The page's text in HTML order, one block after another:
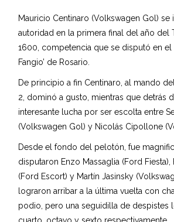
Mauricio Centinaro (Volkswagen Gol) se
autoridad en la primera final del año del
1600, competencia que se disputó en el
Fangio’ de Rosario.
De principio a fin Centinaro, al mando
2, dominó a gusto, mientras que detrás
interesante lucha por ser escolta entre
(Volkswagen Gol) y Nicolás Cipollone
Desde el fondo del pelotón, fue
disputaron Enzo Massaglia (Ford Fiesta),
(Ford Escort) y Martín Jasinsky
lograron arribar a la última vuelta con
podio, pero una seguidilla de despistes